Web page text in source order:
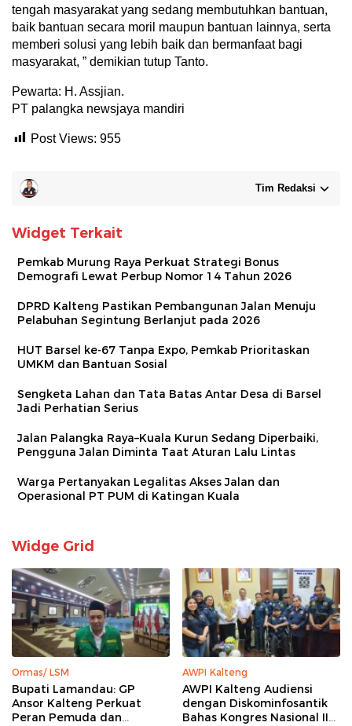
tengah masyarakat yang sedang membutuhkan bantuan,
baik bantuan secara moril maupun bantuan lainnya, serta
memberi solusi yang lebih baik dan bermanfaat bagi
masyarakat, ” demikian tutup Tanto.
Pewarta: H. Assjian.
PT palangka newsjaya mandiri
Post Views: 955
Tim Redaksi
Widget Terkait
Pemkab Murung Raya Perkuat Strategi Bonus
Demografi Lewat Perbup Nomor 14 Tahun 2026
DPRD Kalteng Pastikan Pembangunan Jalan Menuju
Pelabuhan Segintung Berlanjut pada 2026
HUT Barsel ke-67 Tanpa Expo, Pemkab Prioritaskan
UMKM dan Bantuan Sosial
Sengketa Lahan dan Tata Batas Antar Desa di Barsel
Jadi Perhatian Serius
Jalan Palangka Raya–Kuala Kurun Sedang Diperbaiki,
Pengguna Jalan Diminta Taat Aturan Lalu Lintas
Warga Pertanyakan Legalitas Akses Jalan dan
Operasional PT PUM di Katingan Kuala
Widge Grid
Ormas/ LSM
Bupati Lamandau: GP
Ansor Kalteng Perkuat
Peran Pemuda dan
AWPI Kalteng
AWPI Kalteng Audiensi
dengan Diskominfosantik
Bahas Kongres Nasional II